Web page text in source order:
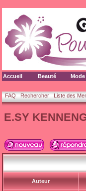
Accueil Beauté Mode
FAQ Rechercher Liste des
E.SY
Auteur